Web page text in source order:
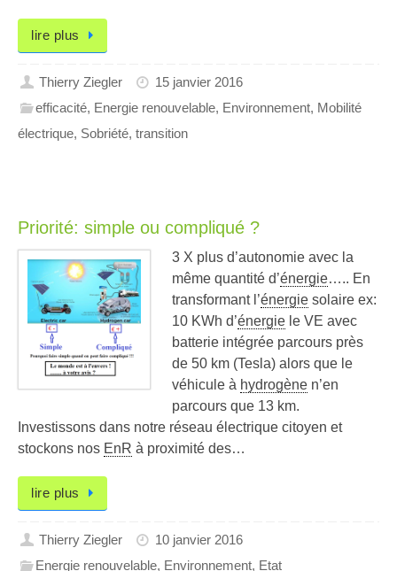
lire plus
Thierry Ziegler
15 janvier 2016
efficacité, Energie renouvelable, Environnement, Mobilité
électrique, Sobriété, transition
Priorité: simple ou compliqué ?
3 X plus d’autonomie avec la
même quantité d’énergie….. En
transformant l’énergie solaire ex:
10 KWh d’énergie le VE avec
batterie intégrée parcours près
de 50 km (Tesla) alors que le
véhicule à hydrogène n’en
parcours que 13 km.
Investissons dans notre réseau électrique citoyen et
stockons nos EnR à proximité des…
lire plus
Thierry Ziegler
10 janvier 2016
Energie renouvelable, Environnement, Etat